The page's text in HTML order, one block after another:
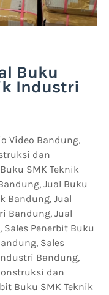
Buku
Industri
Video Bandung,
dan
SMK Teknik
Jual Buku
Bandung, Jual
Bandung, Jual
Penerbit Buku
Sales
Bandung,
dan
Buku SMK Teknik